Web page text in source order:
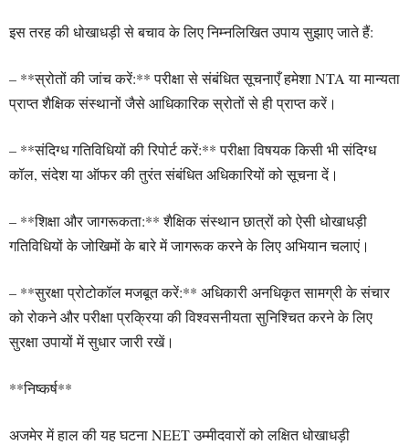
इस तरह की धोखाधड़ी से बचाव के लिए निम्नलिखित उपाय सुझाए जाते हैं:
– **स्रोतों की जांच करें:** परीक्षा से संबंधित सूचनाएँ हमेशा NTA या मान्यता
प्राप्त शैक्षिक संस्थानों जैसे आधिकारिक स्रोतों से ही प्राप्त करें।
– **संदिग्ध गतिविधियों की रिपोर्ट करें:** परीक्षा विषयक किसी भी संदिग्ध
कॉल, संदेश या ऑफर की तुरंत संबंधित अधिकारियों को सूचना दें।
– **शिक्षा और जागरूकता:** शैक्षिक संस्थान छात्रों को ऐसी धोखाधड़ी
गतिविधियों के जोखिमों के बारे में जागरूक करने के लिए अभियान चलाएं।
– **सुरक्षा प्रोटोकॉल मजबूत करें:** अधिकारी अनधिकृत सामग्री के संचार
को रोकने और परीक्षा प्रक्रिया की विश्वसनीयता सुनिश्चित करने के लिए
सुरक्षा उपायों में सुधार जारी रखें।
**निष्कर्ष**
अजमेर में हाल की यह घटना NEET उम्मीदवारों को लक्षित धोखाधड़ी